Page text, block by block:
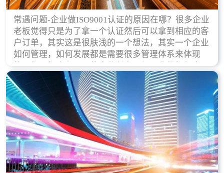
常遇问题-企业做ISO9001认证的原因在哪？很多企业
老板觉得只是为了拿一个认证然后可以拿到相应的客
户订单，其实这是很肤浅的一个想法，其实一个企业
如何管理，如何发展都是需要很多管理体系来体现
的，每天都会有不同的企业创立，但是我们如何去证
实一个企业的合法，有质量保证了？这就是ISO9001
认证体现价值的时候，那么键锋小编就来细说下企业
做ISO9001认证的根本原因。